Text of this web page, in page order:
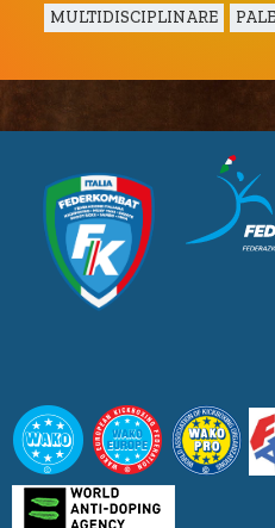
MULTIDISCIPLINARE
CUSL Spelpaus